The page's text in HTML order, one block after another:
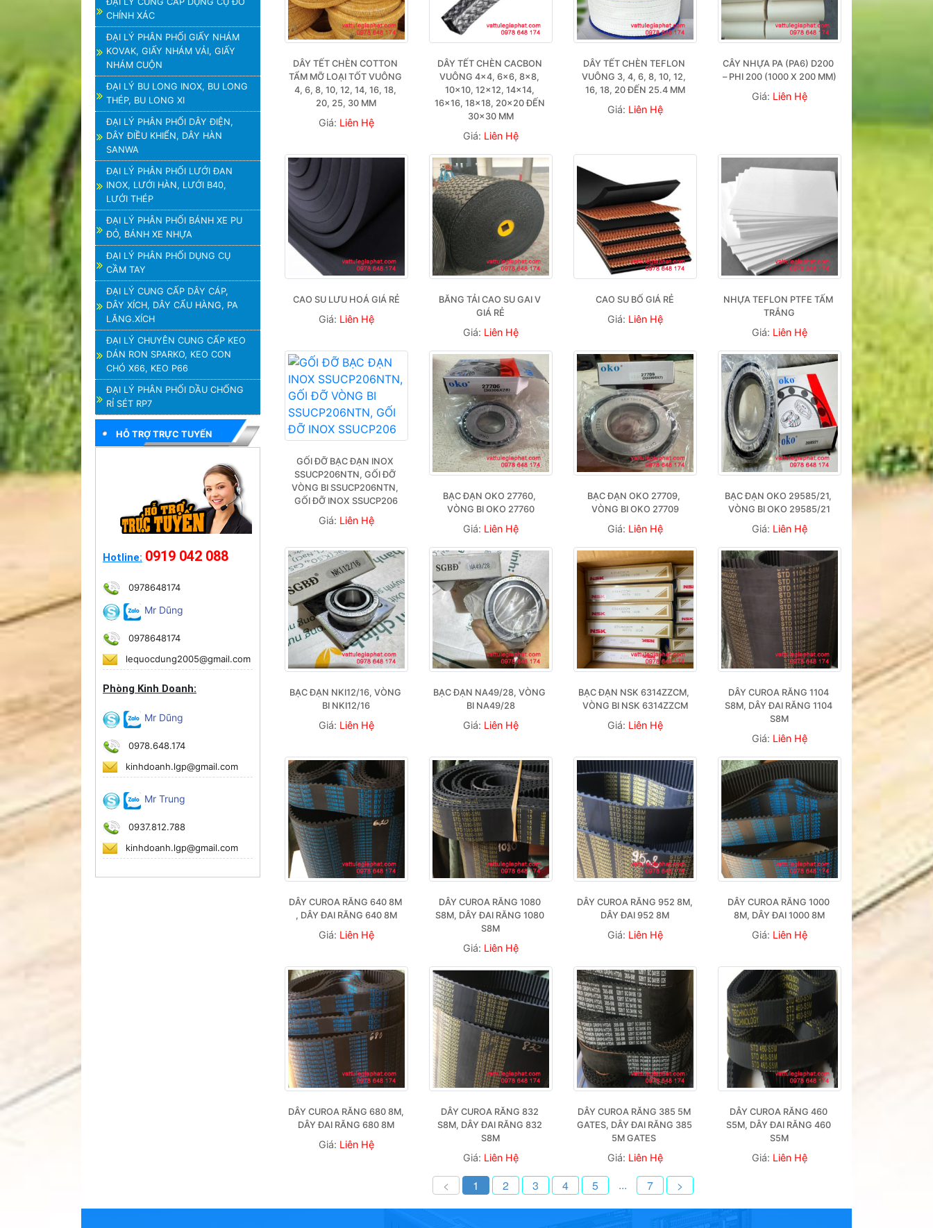
CHÍNH XÁC
ĐẠI LÝ PHÂN PHỐI GIẤY NHÁM
KOVAK, GIẤY NHÁM VẢI, GIẤY
NHÁM CUỘN
ĐẠI LÝ BU LONG INOX, BU LONG
THÉP, BU LONG XI
ĐẠI LÝ PHÂN PHỐI DÂY ĐIỆN,
DÂY ĐIỀU KHIỂN, DÂY HÀN
SANWA
ĐẠI LÝ PHÂN PHỐI LƯỚI ĐAN
INOX, LƯỚI HÀN, LƯỚI B40,
LƯỚI THÉP
ĐẠI LÝ PHÂN PHỐI BÁNH XE PU
ĐỎ, BÁNH XE NHỰA
ĐẠI LÝ PHÂN PHỐI DỤNG CỤ
CẦM TAY
ĐẠI LÝ CUNG CẤP DÂY CÁP,
DÂY XÍCH, DÂY CẨU HÀNG, PA
LĂNG.XÍCH
ĐẠI LÝ CHUYÊN CUNG CẤP KEO
DÁN RON SPARKO, KEO CON
CHÓ X66, KEO P66
ĐẠI LÝ PHÂN PHỐI DẦU CHỐNG
RỈ SÉT RP7
HỖ TRỢ TRỰC TUYẾN
Hotline: 0919 042 088
0978648174
Mr Dũng
0978648174
lequocdung2005@gmail.com
Phòng Kinh Doanh:
Mr Dũng
0978.648.174
kinhdoanh.lgp@gmail.com
Mr Trung
0937.812.788
kinhdoanh.lgp@gmail.com
DÂY TẾT CHÈN COTTON
TẨM MỠ LOẠI TỐT VUÔNG
4, 6, 8, 10, 12, 14, 16, 18,
20, 25, 30 MM
Giá: Liên Hệ
DÂY TẾT CHÈN CACBON
VUÔNG 4×4, 6×6, 8×8,
10×10, 12×12, 14×14,
16×16, 18×18, 20×20 ĐẾN
30×30 MM
Giá: Liên Hệ
DÂY TẾT CHÈN TEFLON
VUÔNG 3, 4, 6, 8, 10, 12,
16, 18, 20 ĐẾN 25.4 MM
Giá: Liên Hệ
CÂY NHỰA PA (PA6) D200
– PHI 200 (1000 X 200 MM)
Giá: Liên Hệ
CAO SU LƯU HOÁ GIÁ RẺ
Giá: Liên Hệ
BĂNG TẢI CAO SU GAI V
GIÁ RẺ
Giá: Liên Hệ
CAO SU BỐ GIÁ RẺ
Giá: Liên Hệ
NHỰA TEFLON PTFE TẤM
TRẮNG
Giá: Liên Hệ
GỐI ĐỠ BẠC ĐẠN INOX
SSUCP206NTN, GỐI ĐỠ
VÒNG BI SSUCP206NTN,
GỐI ĐỠ INOX SSUCP206
Giá: Liên Hệ
BẠC ĐẠN OKO 27760,
VÒNG BI OKO 27760
Giá: Liên Hệ
BẠC ĐẠN OKO 27709,
VÒNG BI OKO 27709
Giá: Liên Hệ
BẠC ĐẠN OKO 29585/21,
VÒNG BI OKO 29585/21
Giá: Liên Hệ
BẠC ĐẠN NKI12/16, VÒNG
BI NKI12/16
Giá: Liên Hệ
BẠC ĐẠN NA49/28, VÒNG
BI NA49/28
Giá: Liên Hệ
BẠC ĐẠN NSK 6314ZZCM,
VÒNG BI NSK 6314ZZCM
Giá: Liên Hệ
DÂY CUROA RĂNG 1104
S8M, DÂY ĐAI RĂNG 1104
S8M
Giá: Liên Hệ
DÂY CUROA RĂNG 640 8M
, DÂY ĐAI RĂNG 640 8M
Giá: Liên Hệ
DÂY CUROA RĂNG 1080
S8M, DÂY ĐAI RĂNG 1080
S8M
Giá: Liên Hệ
DÂY CUROA RĂNG 952 8M,
DÂY ĐAI 952 8M
Giá: Liên Hệ
DÂY CUROA RĂNG 1000
8M, DÂY ĐAI 1000 8M
Giá: Liên Hệ
DÂY CUROA RĂNG 680 8M,
DÂY ĐAI RĂNG 680 8M
Giá: Liên Hệ
DÂY CUROA RĂNG 832
S8M, DÂY ĐAI RĂNG 832
S8M
Giá: Liên Hệ
DÂY CUROA RĂNG 385 5M
GATES, DÂY ĐAI RĂNG 385
5M GATES
Giá: Liên Hệ
DÂY CUROA RĂNG 460
S5M, DÂY ĐAI RĂNG 460
S5M
Giá: Liên Hệ
< 1 2 3 4 5 ... 7 >